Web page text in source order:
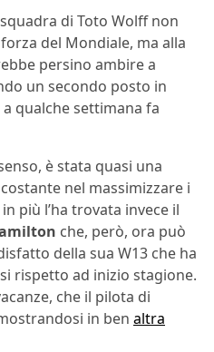
di Toto Wolff non
del Mondiale, ma alla
persino ambire a
un secondo posto in
qualche settimana fa
è stata quasi una
nel massimizzare i
più l’ha trovata invece il
che, però, ora può
della sua W13 che ha
rispetto ad inizio stagione.
che il pilota di
in ben altra